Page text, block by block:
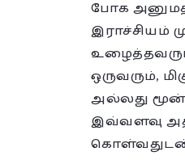
போக
இராச்சியம்
ஒருவரும்,
அல்லது
இவ்வளவு
கொள்வதுடன்